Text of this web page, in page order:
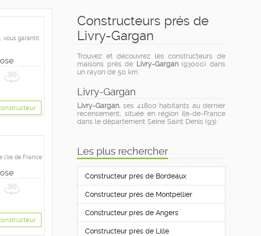
Constructeurs prés de
Livry-Gargan
Trouvez et découvrez les constructeurs de
maisons près de Livry-Gargan(93000) dans
un rayon de 50 km.
Livry-Gargan
Livry-Gargan, ses 41800 habitants au dernier
recensement, située en région Ile-de-France
dans le département Seine Saint Denis (93).
Les plus rechercher
Constructeur près de Bordeaux
Constructeur près de Montpellier
Constructeur près de Angers
Constructeur près de Lille
vous garantit
l'Ile de France